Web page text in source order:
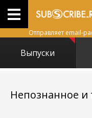
Отправляет email-
Выпуски
Непознанное и